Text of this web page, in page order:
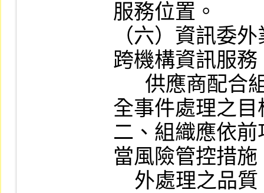
服務位置。
（六）資訊委
跨機構資訊服
全事件處理之
二、組織應依
當風險管控措